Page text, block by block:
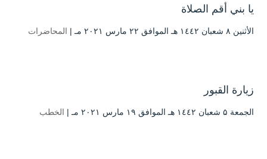
يا بني أقم الصلاة
الأثنين ۸ شعبان ۱٤٤۲ هـ الموافق ۲۲ مارس ۲۰۲۱ مـ | المحاضرات
زيارة القبور
الجمعة ۵ شعبان ۱٤٤۲ هـ الموافق ۱۹ مارس ۲۰۲۱ مـ | الخطب